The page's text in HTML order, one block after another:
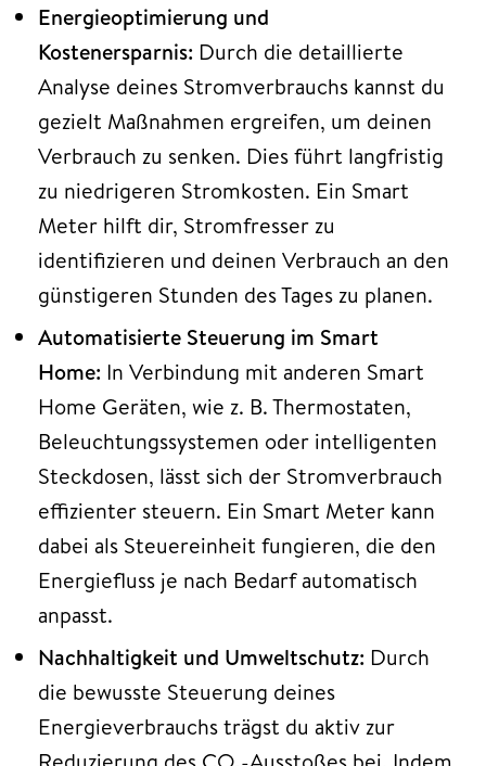
Energieoptimierung und
Kostenersparnis: Durch die detaillierte
Analyse deines Stromverbrauchs kannst du
gezielt Maßnahmen ergreifen, um deinen
Verbrauch zu senken. Dies führt langfristig
zu niedrigeren Stromkosten. Ein Smart
Meter hilft dir, Stromfresser zu
identifizieren und deinen Verbrauch an den
günstigeren Stunden des Tages zu planen.
Automatisierte Steuerung im Smart
Home: In Verbindung mit anderen Smart
Home Geräten, wie z. B. Thermostaten,
Beleuchtungssystemen oder intelligenten
Steckdosen, lässt sich der Stromverbrauch
effizienter steuern. Ein Smart Meter kann
dabei als Steuereinheit fungieren, die den
Energiefluss je nach Bedarf automatisch
anpasst.
Nachhaltigkeit und Umweltschutz: Durch
die bewusste Steuerung deines
Energieverbrauchs trägst du aktiv zur